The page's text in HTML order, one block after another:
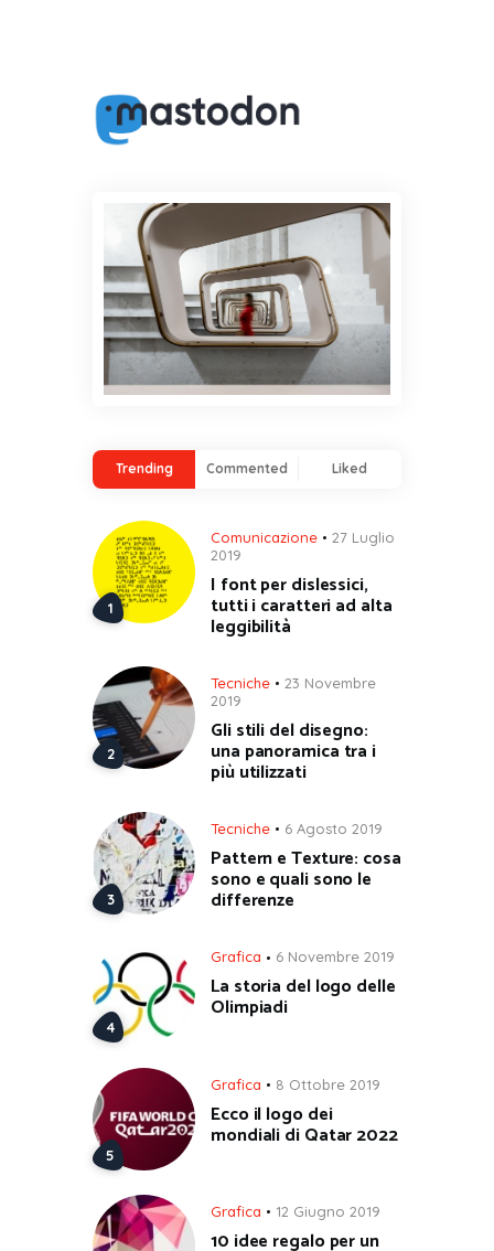
Trending Commented Liked
Comunicazione
27 Luglio
2019
I font per dislessici,
tutti i caratteri ad alta
leggibilità
Tecniche
23 Novembre
2019
Gli stili del disegno:
una panoramica tra i
più utilizzati
Tecniche 6 Agosto 2019
Pattern e Texture: cosa
sono e quali sono le
differenze
Grafica 6 Novembre 2019
La storia del logo delle
Olimpiadi
Grafica 8 Ottobre 2019
Ecco il logo dei
mondiali di Qatar 2022
Grafica 12 Giugno 2019
10 idee regalo per un